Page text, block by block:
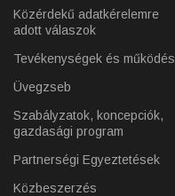
Közérdekű adatkérelemre
adott válaszok
Tevékenységek és működés
Üvegzseb
Szabályzatok, koncepciók,
gazdasági program
Partnerségi Egyeztetések
Közbeszerzés